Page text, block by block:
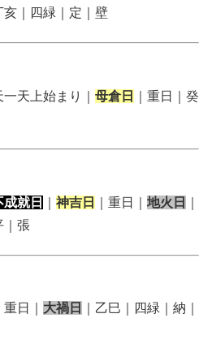
亥｜四緑｜定｜壁
天上始まり｜ 母倉日
｜重日｜癸
成就日 神吉日 ｜重日｜ 地火日
｜張
重日｜ 大禍日
｜乙巳｜四緑｜納｜